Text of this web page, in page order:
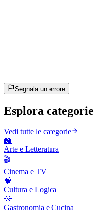
Segnala un errore
Esplora categorie
Vedi tutte le categorie
📖
Arte e Letteratura
🎬
Cinema e TV
🧠
Cultura e Logica
🥘
Gastronomia e Cucina